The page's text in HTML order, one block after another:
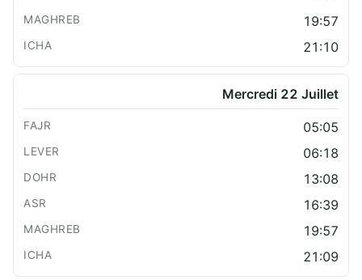
19:57
21:10
Mercredi 22 Juillet
05:05
06:18
13:08
16:39
19:57
21:09